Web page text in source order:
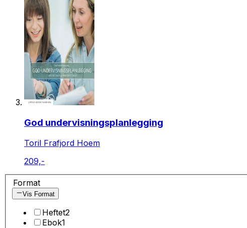
God undervisningsplanlegging
Toril Frafjord Hoem
209,-
Format
Vis Format
Heftet2
Ebok1